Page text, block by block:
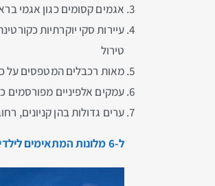
אגמים קסומים כגון אגמי
עיירות סקי יוקרתיות
טירול
מאות רכבלים המטפסים על
עמקים אלפיניים מפורסמים
ערים גדולות בהן קניונים,
ל-6 מלונות המתאימים לילדים ולנופש משפחתי בדרום טירול, הקליקו כאן…